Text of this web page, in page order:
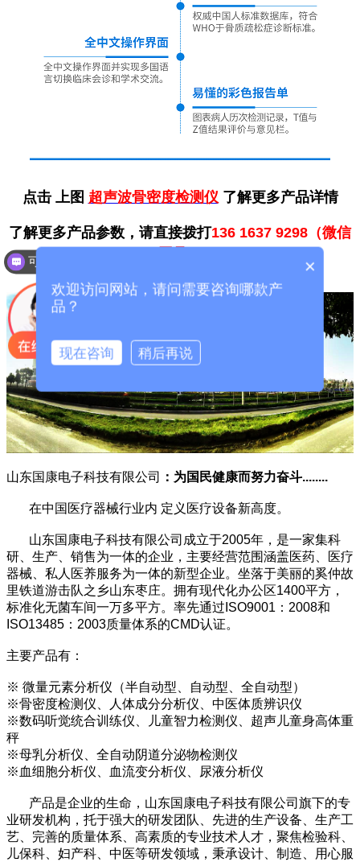
点击 上图 超声波骨密度检测仪 了解更多产品详情
了解更多产品参数，请直接拨打136 1637 9298（微信
山东国康电子科技有限公司 ：为国民健康而努力奋斗........
在中国医疗器械行业内 定义医疗设备新高度。
山东国康电子科技有限公司 成立于2005年，是一家集科
研、生产、销售为一体的企业，主要经营范围涵盖医药、医疗
器械、私人医养服务为一体的新型企业。坐落于美丽的奚仲故
里铁道游击队之乡山东枣庄。拥有现代化办公区1400平方，
标准化无菌车间一万多平方。率先通过ISO9001：2008和
ISO13485：2003质量体系的CMD认证。
主要产品有：
※ 微量元素分析仪（半自动型、自动型、全自动型）
※骨密度检测仪、人体成分分析仪、中医体质辨识仪
※数码听觉统合训练仪、儿童智力检测仪、超声儿童身高体重
秤
※母乳分析仪、全自动阴道分泌物检测仪
※血细胞分析仪、血流变分析仪、尿液分析仪
产品是企业的生命， 山东国康电子科技有限公司 旗下的专
业研发机构，托于强大的研发团队、先进的生产设备、生产工
艺、完善的质量体系、高素质的专业技术人才，聚焦检验科、
儿保科、妇产科、中医等研发领域，秉承设计、制造、用心服
×
欢迎访问网站，请问需要咨询哪款产
品？
现在咨询 稍后再说